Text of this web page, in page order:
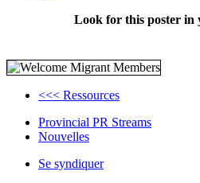
Look for this poster in
<<< Ressources
Provincial PR Streams
Nouvelles
Se syndiquer